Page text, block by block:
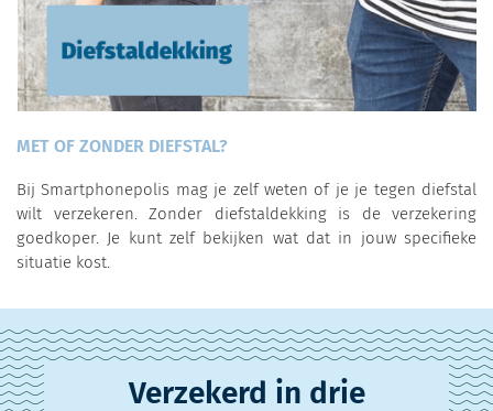
MET OF ZONDER DIEFSTAL?
Bij Smartphonepolis mag je zelf weten of je je tegen diefstal
wilt verzekeren. Zonder diefstaldekking is de verzekering
goedkoper. Je kunt zelf bekijken wat dat in jouw specifieke
situatie kost.
Verzekerd in drie